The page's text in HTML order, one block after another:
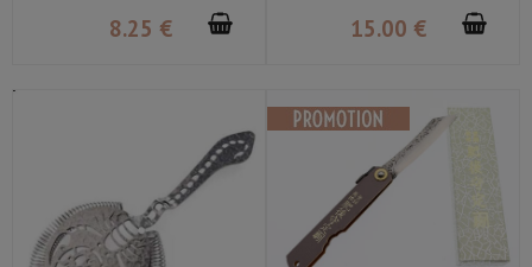
8.25 € 15.00 €